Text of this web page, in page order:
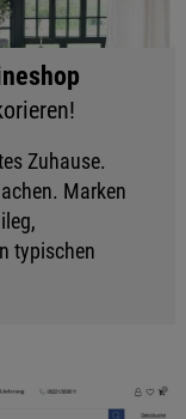
Zuhause.
Marken
typischen